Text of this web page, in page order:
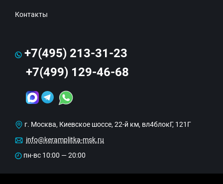
Контакты
+7(495) 213-31-23
+7(499) 129-46-68
г. Москва, Киевское шоссе, 22-й км, вл4блокГ, 121Г
info@keramplitka-msk.ru
пн-вс 10:00 — 20:00